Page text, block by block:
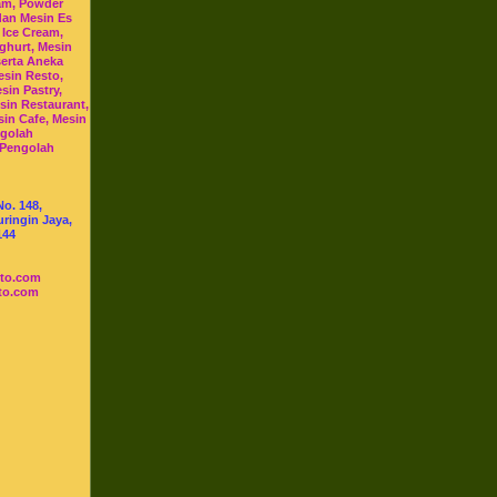
Powder
Mesin Es
Cream,
Mesin
Aneka
Resto,
Pastry,
Restaurant,
Cafe, Mesin
148,
Jaya,